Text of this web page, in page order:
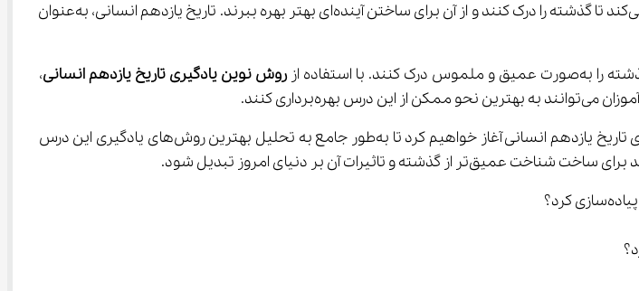
یکی از ارکان اصلی آموزش است که به آن‌ها کمک می‌کند تا گذشته را درک کنند و از آن برای ساختن آینده‌ای بهتر بهره ببرند. تاریخ یازدهم انسانی، به‌عنوان
روش نوین یادگیری تاریخ یازدهم انسانی،
، سفر خود را به دنیای تاریخ یازدهم انسانی آغاز خواهیم کرد تا به‌طور جامع به تحلیل بهترین روش‌های یادگیری این درس